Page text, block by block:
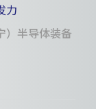
力
）半导体装备